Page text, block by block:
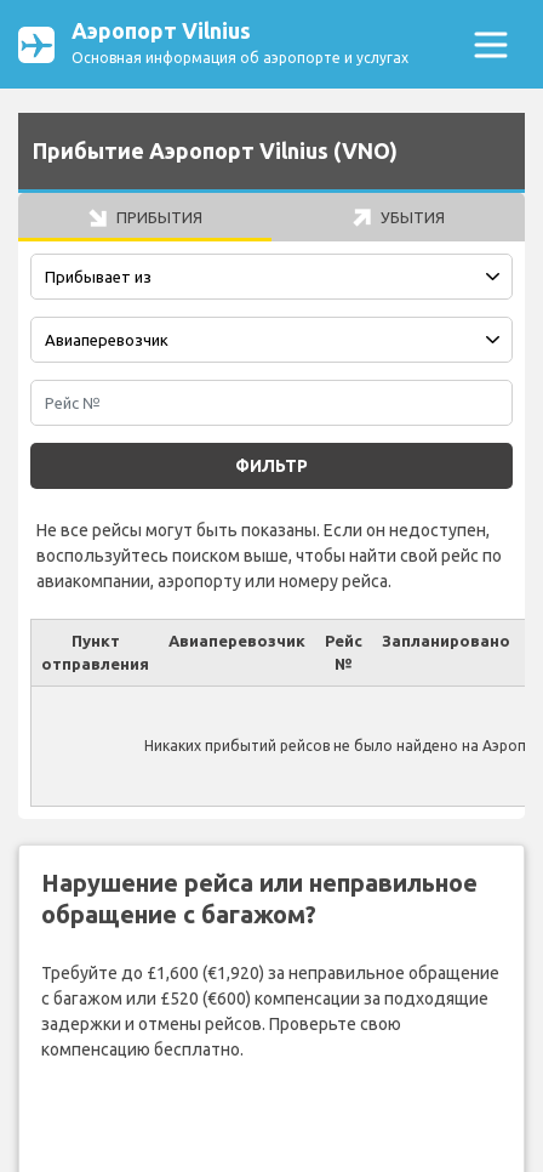
Аэропорт Vilnius
Основная информация об аэропорте и услугах
Прибытие Аэропорт Vilnius (VNO)
ПРИБЫТИЯ УБЫТИЯ
ФИЛЬТР
Не все рейсы могут быть показаны. Если он недоступен,
воспользуйтесь поиском выше, чтобы найти свой рейс по
авиакомпании, аэропорту или номеру рейса.
Пункт
отправления
Авиаперевозчик
Рейс
№
Запланировано
Никаких прибытий рейсов не было найдено на
Нарушение рейса или неправильное
обращение с багажом?
Требуйте до £1,600 (€1,920) за неправильное обращение
с багажом или £520 (€600) компенсации за подходящие
задержки и отмены рейсов. Проверьте свою
компенсацию бесплатно.